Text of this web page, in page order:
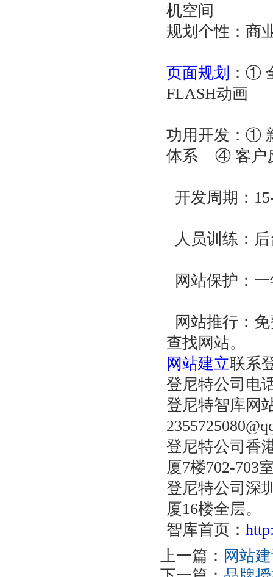
机空间
规划个性：商
页面规划 ：①
FLASH动画
功用开发：①
体系 ④ 客户
开发周期：
人员训练：
网站保护：
网站推行：
查找网站。
网站建立联系
登尼特公司电
登尼特智库网
登尼特公司香
厦7楼702-703
登尼特公司深
厦16楼全层。
智库首页：
上一篇： 网站